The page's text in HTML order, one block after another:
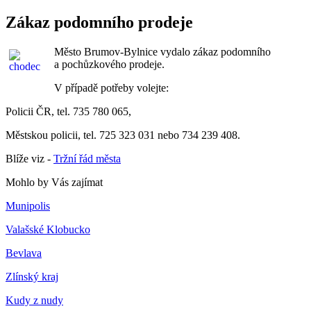
Zákaz podomního prodeje
Město Brumov-Bylnice vydalo zákaz podomního
a pochůzkového prodeje.
V případě potřeby volejte:
Policii ČR, tel. 735 780 065,
Městskou policii, tel. 725 323 031 nebo 734 239 408.
Blíže viz - Tržní řád města
Mohlo by Vás zajímat
Munipolis
Valašské Klobucko
Bevlava
Zlínský kraj
Kudy z nudy